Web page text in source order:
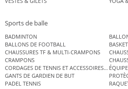
Sports de balle
BADMINTON
BALLONS DE FOOTBALL
CHAUSSURES TF & MULTI-CRAMPONS
CRAMPONS
CORDAGES DE TENNIS ET ACCESSOIRES DE
GANTS DE GARDIEN DE BUT
PADEL TENNIS